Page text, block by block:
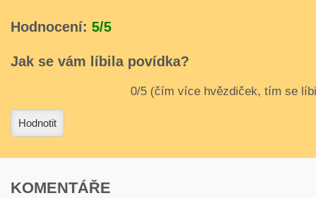
Hodnocení: 5/5
Jak se vám líbila povídka?
Hodnotit
KOMENTÁŘE